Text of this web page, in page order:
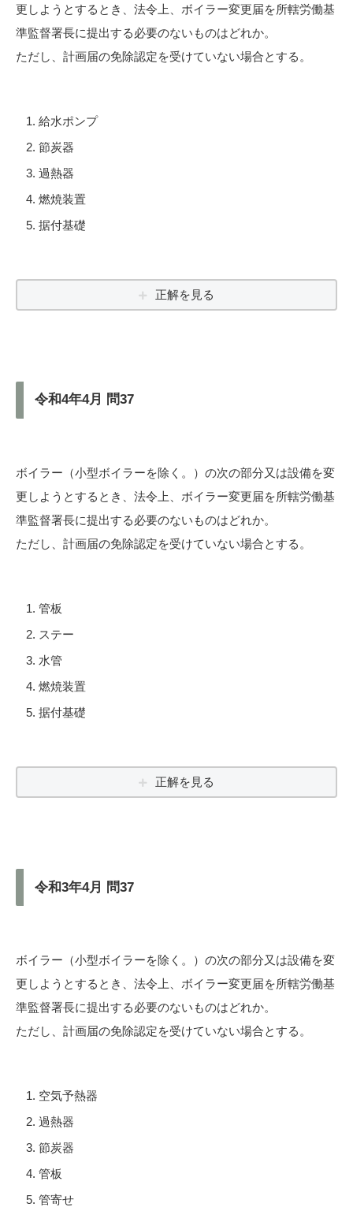
更しようとするとき、法令上、ボイラー変更届を所轄労働基
準監督署長に提出する必要のないものはどれか。
ただし、計画届の免除認定を受けていない場合とする。
給水ポンプ
節炭器
過熱器
燃焼装置
据付基礎
正解を見る
令和4年4月 問37
ボイラー（小型ボイラーを除く。）の次の部分又は設備を変
更しようとするとき、法令上、ボイラー変更届を所轄労働基
準監督署長に提出する必要のないものはどれか。
ただし、計画届の免除認定を受けていない場合とする。
管板
ステー
水管
燃焼装置
据付基礎
正解を見る
令和3年4月 問37
ボイラー（小型ボイラーを除く。）の次の部分又は設備を変
更しようとするとき、法令上、ボイラー変更届を所轄労働基
準監督署長に提出する必要のないものはどれか。
ただし、計画届の免除認定を受けていない場合とする。
空気予熱器
過熱器
節炭器
管板
管寄せ